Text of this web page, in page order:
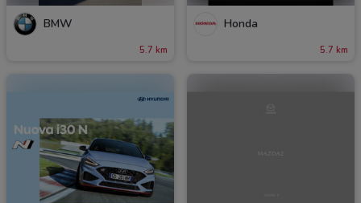
BMW
5.7 km
Honda
5.7 km